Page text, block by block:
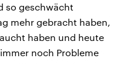
so geschwächt
mehr gebracht haben,
haben und heute
noch Probleme